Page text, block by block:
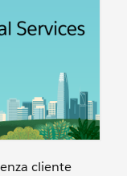
cliente